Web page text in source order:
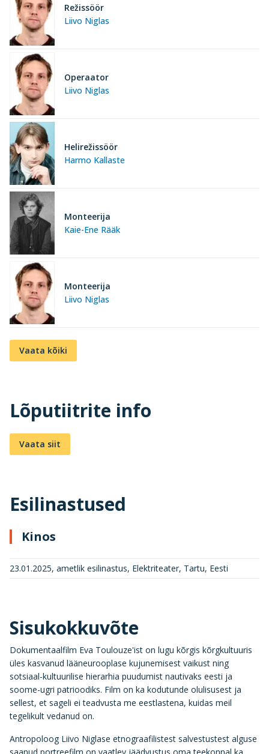
Liivo Niglas
Režissöör
Liivo Niglas
Operaator
Harmo Kallaste
Helirežissöör
Kaie-Ene Rääk
Monteerija
Liivo Niglas
Monteerija
Vaata kõiki
Lõputiitrite info
Vaata siit
Esilinastused
Kinos
23.01.2025, ametlik esilinastus, Elektriteater, Tartu, Eesti
Sisukokkuvõte
Dokumentaalfilm Eva Toulouze'ist on lugu kõrgis kõrgkultuuris
üles kasvanud lääneurooplase kujunemisest vaikust ning
sotsiaal-kultuurilise hierarhia puudumist nautivaks eesti ja
soome-ugri patrioodiks. Film on ka kodutunde olulisusest ja
sellest, et sageli ei teadvusta me eestlastena, kuidas meil
tegelikult vedanud on.
Antropoloog Liivo Niglase etnograafilistest salvestustest alguse